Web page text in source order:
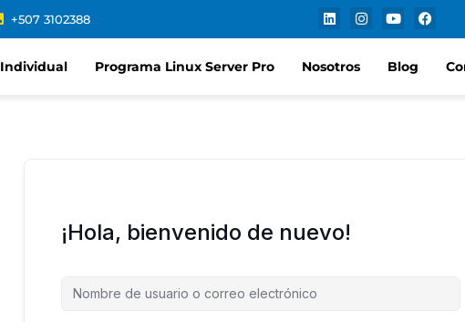
+507 3102388
Individual Programa Linux Server Pro Nosotros Blog
¡Hola, bienvenido de nuevo!